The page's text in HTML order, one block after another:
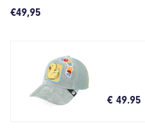
€49,95
€ 49.95